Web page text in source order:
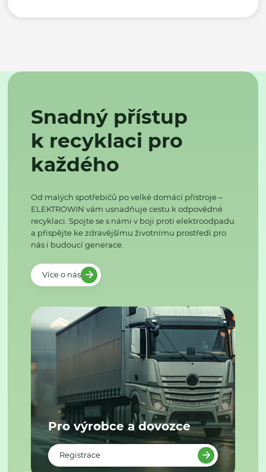
Snadný přístup
k recyklaci pro
každého
Od malých spotřebičů po velké domácí přístroje –
ELEKTROWIN vám usnadňuje cestu k odpovědné
recyklaci. Spojte se s námi v boji proti elektroodpadu
a přispějte ke zdravějšímu životnímu prostředí pro
nás i budoucí generace.
Více o nás
Pro výrobce a dovozce
Registrace